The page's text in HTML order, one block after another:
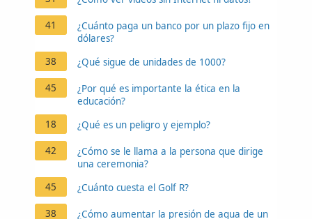
41
¿Cuánto paga un banco por un plazo fijo en
dólares?
38
¿Qué sigue de unidades de 1000?
45
¿Por qué es importante la ética en la
educación?
18
¿Qué es un peligro y ejemplo?
42
¿Cómo se le llama a la persona que dirige
una ceremonia?
45
¿Cuánto cuesta el Golf R?
38
¿Cómo aumentar la presión de agua de un